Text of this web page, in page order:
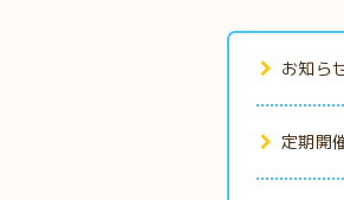
お知ら
定期開